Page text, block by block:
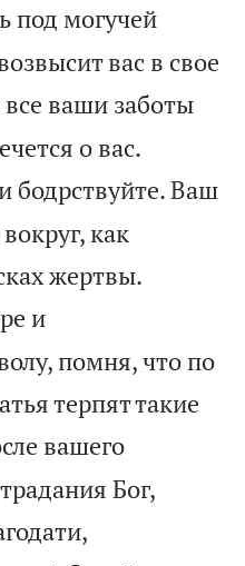
под могучей
вас в свое
ваши заботы
о вас.
бодрствуйте. Ваш
как
жертвы.
и
помня, что по
терпят такие
вашего
Бог,